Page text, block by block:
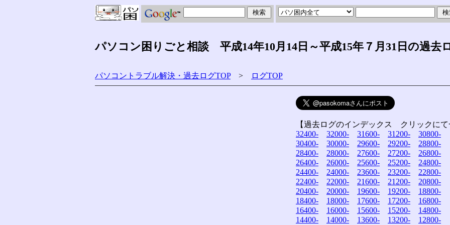
パソコン困りごと相談 平成14年10月14日～平成15年７月31日の過去
パソコントラブル解決・過去ログTOP> ログTOP
【過去ログのインデックス クリックにて
32400-
32000- 31600- 31200-
30800-
30400-
30000- 29600- 29200-
28800-
28400-
28000- 27600- 27200-
26800-
26400-
26000- 25600- 25200-
24800-
24400-
24000- 23600- 23200-
22800-
22400-
22000- 21600- 21200-
20800-
20400-
20000- 19600- 19200-
18800-
18400-
18000- 17600- 17200-
16800-
16400-
16000- 15600- 15200-
14800-
14400-
14000- 13600- 13200-
12800-